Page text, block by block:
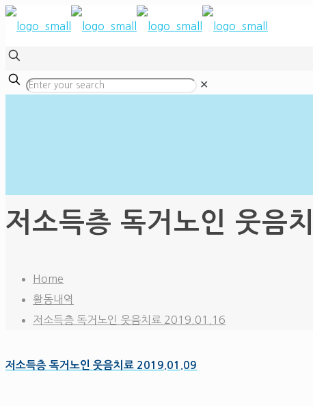
✕
저소득층 독거노인 웃음
Home
활동내역
저소득층 독거노인 웃음치료 2019.01.16
저소득층 독거노인 웃음치료 2019.01.09